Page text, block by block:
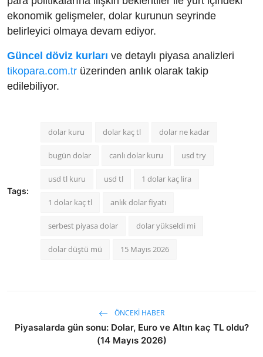
ekonomik gelişmeler, dolar kurunun seyrinde
belirleyici olmaya devam ediyor.
Güncel döviz kurları ve detaylı piyasa analizleri
tikopara.com.tr üzerinden anlık olarak takip
edilebiliyor.
Tags:
dolar kuru dolar kaç tl dolar ne kadar
bugün dolar canlı dolar kuru usd try
usd tl kuru usd tl 1 dolar kaç lira
1 dolar kaç tl anlık dolar fiyatı
serbest piyasa dolar dolar yükseldi mi
dolar düştü mü 15 Mayıs 2026
ÖNCEKI HABER
Piyasalarda gün sonu: Dolar, Euro ve Altın kaç TL oldu?
(14 Mayıs 2026)